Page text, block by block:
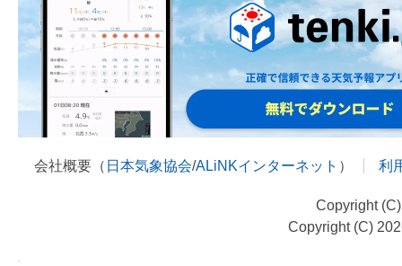
会社概要（ 日本気象協会/ALiNKインターネット ） 利
Copyright
Copyright (C)